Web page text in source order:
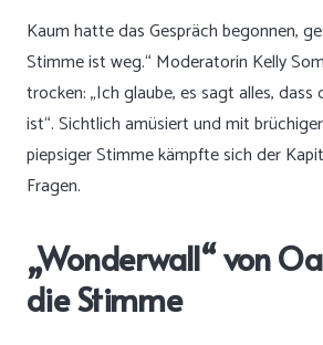
Kaum hatte das Gespräch begonnen,
Stimme ist weg.“ Moderatorin Kelly
trocken: „Ich glaube, es sagt alles,
ist“. Sichtlich amüsiert und mit
piepsiger Stimme kämpfte sich der
Fragen.
„Wonderwall“ von
die Stimme